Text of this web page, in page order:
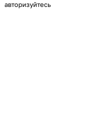
авторизуйтесь